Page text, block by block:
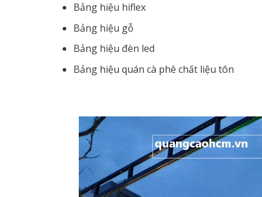
Bảng hiệu hiflex
Bảng hiệu gỗ
Bảng hiệu đèn led
Bảng hiệu quán cà phê chất liệu tôn